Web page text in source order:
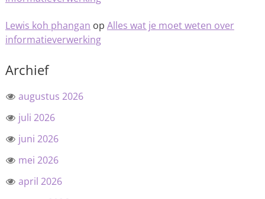
Lewis koh phangan op Alles wat je moet weten over
informatieverwerking
Archief
augustus 2026
juli 2026
juni 2026
mei 2026
april 2026